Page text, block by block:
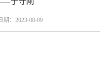
期：2023-08-09